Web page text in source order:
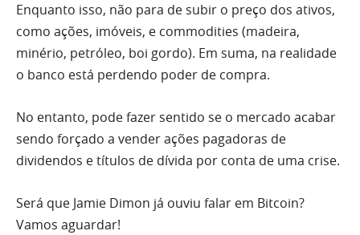
Enquanto isso, não para de subir o preço dos ativos,
como ações, imóveis, e commodities (madeira,
minério, petróleo, boi gordo). Em suma, na realidade
o banco está perdendo poder de compra.
No entanto, pode fazer sentido se o mercado acabar
sendo forçado a vender ações pagadoras de
dividendos e títulos de dívida por conta de uma crise.
Será que Jamie Dimon já ouviu falar em Bitcoin?
Vamos aguardar!